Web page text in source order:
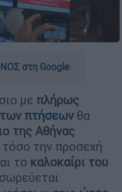
στη Google
με πλήρως
πτήσεων θα
της Αθήνας
τόσο την προσεχή
το καλοκαίρι του